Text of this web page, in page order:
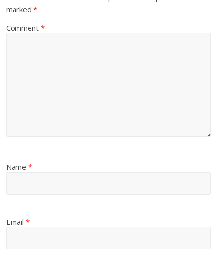
marked*
Comment*
Name*
Email*